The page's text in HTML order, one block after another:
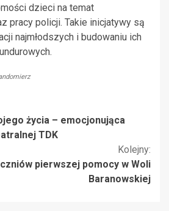
dzieci na temat
pracy policji. Takie inicjatywy są
najmłodszych i budowaniu ich
życia – emocjonująca
TDK
Kolejny:
pierwszej pomocy w Woli
Baranowskiej